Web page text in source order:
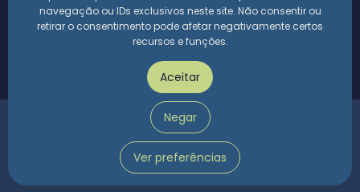
Política de Privacidadeda empresa.
360 Compliance | 2024 © Todos os direitos reservados.
Política de privacidade
navegação ou IDs exclusivos neste site. Não consentir ou
retirar o consentimento pode afetar negativamente certos
recursos e funções.
Aceitar
Negar
Ver preferências